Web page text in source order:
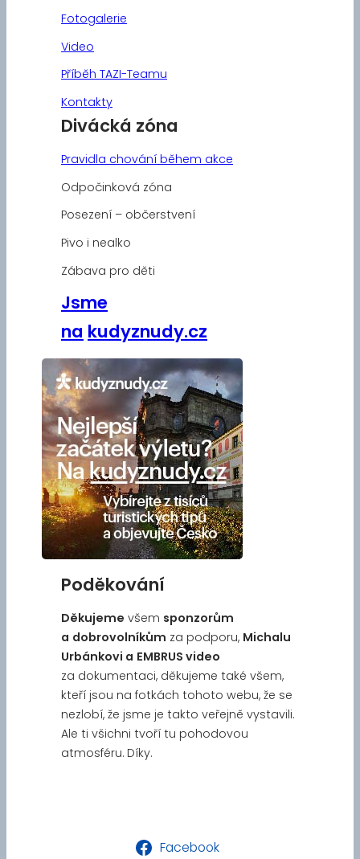
Fotogalerie
Video
Příběh TAZI-Teamu
Kontakty
Divácká zóna
Pravidla chování během akce
Odpočinková zóna
Posezení – občerstvení
Pivo i nealko
Zábava pro děti
Jsme
na kudyznudy.cz
Poděkování
Děkujeme všem sponzorům
a dobrovolníkům za podporu, Michalu
Urbánkovi a EMBRUS video
za dokumentaci, děkujeme také všem,
kteří jsou na fotkách tohoto webu, že se
nezlobí, že jsme je takto veřejně vystavili.
Ale ti všichni tvoří tu pohodovou
atmosféru. Díky.
Facebook